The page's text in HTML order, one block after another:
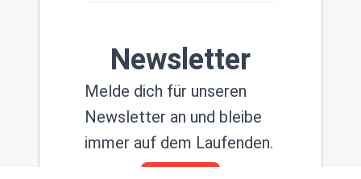
Newsletter
Melde dich für unseren
Newsletter an und bleibe
immer auf dem Laufenden.